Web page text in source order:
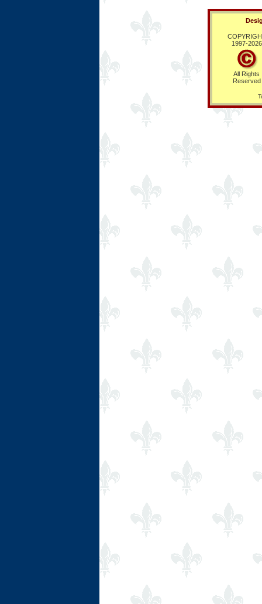
1997-2026
All Rights
Reserved